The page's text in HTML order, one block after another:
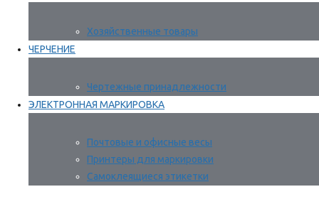
Хозяйственные товары
ЧЕРЧЕНИЕ
Чертежные принадлежности
ЭЛЕКТРОННАЯ МАРКИРОВКА
Почтовые и офисные весы
Принтеры для маркировки
Самоклеящиеся этикетки